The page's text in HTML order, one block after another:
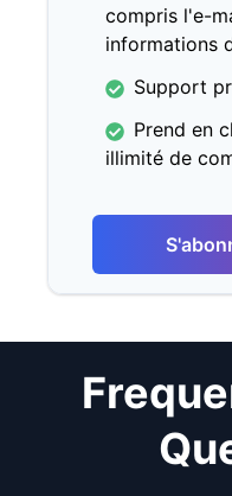
compris l'e-
informations
Support
Prend en
illimité de